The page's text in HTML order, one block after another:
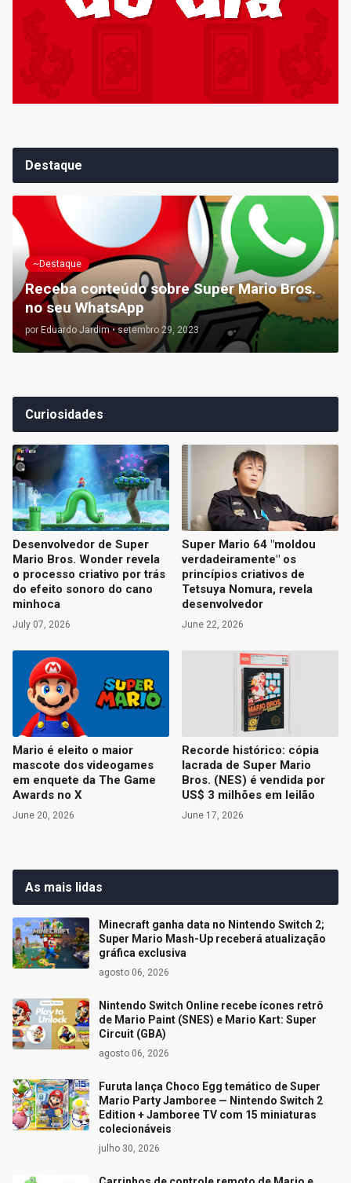
Destaque
~Destaque
Receba conteúdo sobre Super Mario Bros.
no seu WhatsApp
por Eduardo Jardim • setembro 29, 2023
Curiosidades
Desenvolvedor de Super
Mario Bros. Wonder revela
o processo criativo por trás
do efeito sonoro do cano
minhoca
July 07, 2026
Super Mario 64 "moldou
verdadeiramente" os
princípios criativos de
Tetsuya Nomura, revela
desenvolvedor
June 22, 2026
Mario é eleito o maior
mascote dos videogames
em enquete da The Game
Awards no X
June 20, 2026
Recorde histórico: cópia
lacrada de Super Mario
Bros. (NES) é vendida por
US$ 3 milhões em leilão
June 17, 2026
As mais lidas
Minecraft ganha data no Nintendo Switch 2;
Super Mario Mash-Up receberá atualização
gráfica exclusiva
agosto 06, 2026
Nintendo Switch Online recebe ícones retrô
de Mario Paint (SNES) e Mario Kart: Super
Circuit (GBA)
agosto 06, 2026
Furuta lança Choco Egg temático de Super
Mario Party Jamboree — Nintendo Switch 2
Edition + Jamboree TV com 15 miniaturas
colecionáveis
julho 30, 2026